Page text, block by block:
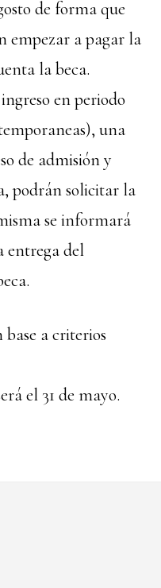
de forma que
empezar a pagar la
la beca.
en periodo
una
de admisión y
podrán solicitar la
se informará
entrega del
base a criterios
el 31 de mayo.